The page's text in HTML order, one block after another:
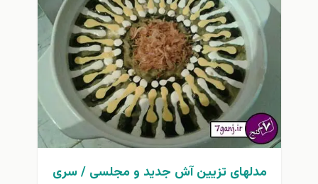
مدلهای تزیین آش جدید و مجلسی / سری